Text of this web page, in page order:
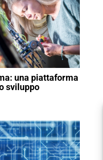
una piattaforma
sviluppo